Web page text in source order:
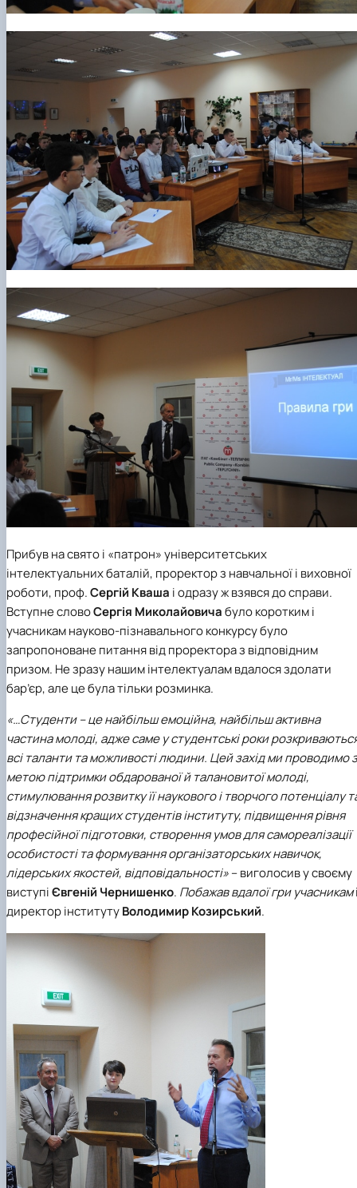
Прибув на свято і «патрон» університетських
інтелектуальних баталій, проректор з навчальної і виховної
роботи, проф.Сергій Кваша і одразу ж взявся до справи.
Вступне словоСергія Миколайовичабуло коротким і
учасникам науково-пізнавального конкурсу було
запропоноване питання від проректора з відповідним
призом. Не зразу нашим інтелектуалам вдалося здолати
бар’єр, але це була тільки розминка.
«…Студенти – це найбільш емоційна, найбільш активна
частина молоді, адже саме у студентські роки
всі таланти та можливості людини. Цей захід ми проводимо з
метою підтримки обдарованої й талановитої молоді,
стимулювання розвитку її наукового і творчого потенціалу
відзначення кращих студентів інституту, підвищення рівня
професійної підготовки, створення умов для самореалізації
особистості та формування організаторських навичок,
лідерських якостей, відповідальності»– виголосив у своєму
виступіЄвгеній Чернишенко. Побажав вдалої гри учасникам
директор інститутуВолодимир Козирський.